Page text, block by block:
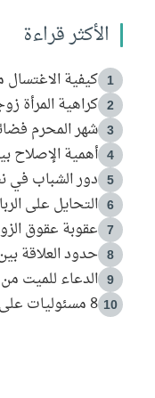
الأكثر قراءة
1 كيفية الاغتسال
2 كراهية المرأة
3 شهر المحرم
4 أهمية الإصلاح
5 دور الشباب في
6 التحايل على الربا
7 عقوبة عقوق
8 حدود العلاقة
9 الدعاء للميت من
10 8 مسئوليات على الزوج تجاه زوجته